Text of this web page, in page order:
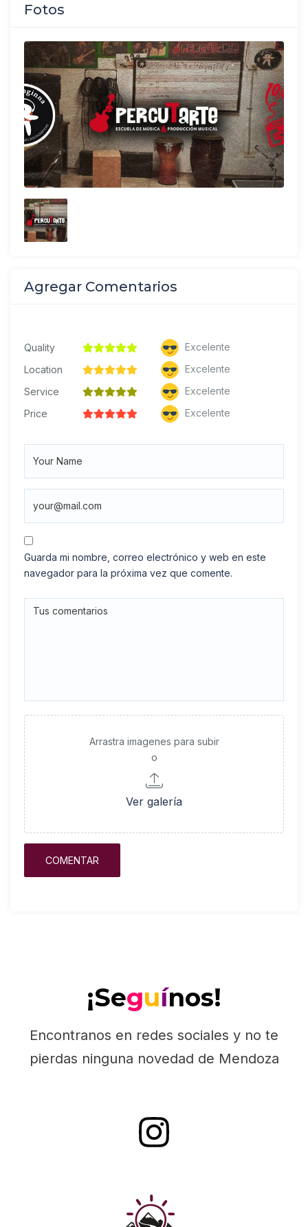
Fotos
Agregar Comentarios
Quality
Excelente
Location
Excelente
Service
Excelente
Price
Excelente
Guarda mi nombre, correo electrónico y web en este
navegador para la próxima vez que comente.
Arrastra imagenes para subir
o
Ver galería
¡Seguínos!
Encontranos en redes sociales y no te
pierdas ninguna novedad de Mendoza